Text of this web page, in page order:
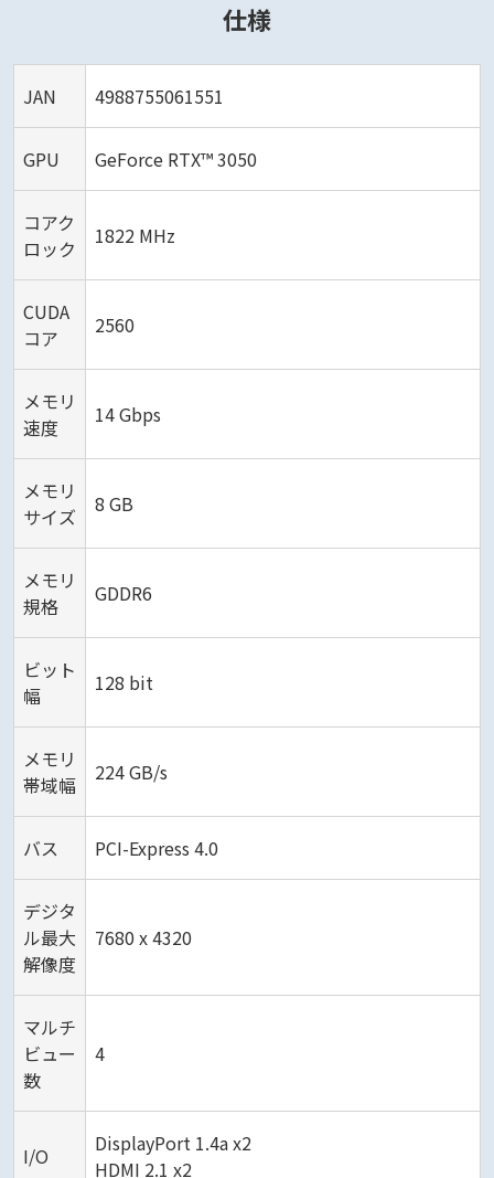
仕様
JAN 4988755061551
GPU GeForce RTX™ 3050
コアク
ロック
1822 MHz
CUDA
コア
2560
メモリ
速度
14 Gbps
メモリ
サイズ
8 GB
メモリ
規格
GDDR6
ビット
幅
128 bit
メモリ
帯域幅
224 GB/s
バス PCI-Express 4.0
デジタ
ル最大
解像度
7680 x 4320
マルチ
ビュー
数
4
I/O
DisplayPort 1.4a x2
HDMI 2.1 x2